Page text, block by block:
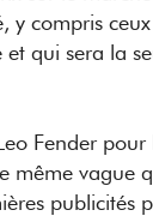
y compris
qui sera la
Fender pour
même vague
publicités